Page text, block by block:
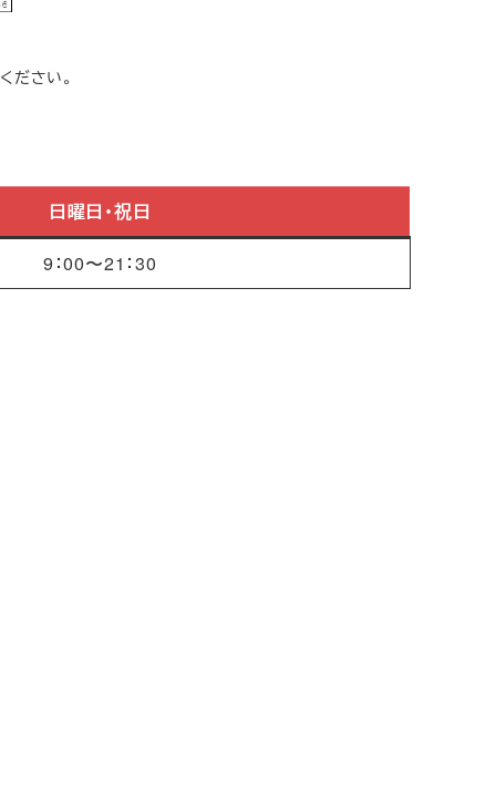
ださい。
日曜日・祝日
9：00〜21：30